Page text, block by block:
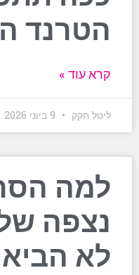
הטרנד
קרא עוד »
ליטל חקק
למה
נצפה
לא